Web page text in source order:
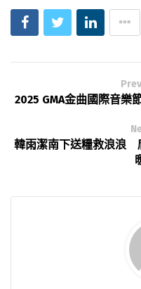
2025 GMA金曲國際音
韓雨潔南下送糧救浪浪